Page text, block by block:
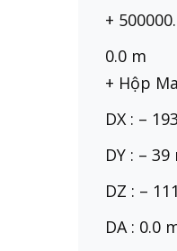
+
0.0 m
+ Hộp
DX : –
DY : – 39
DZ : –
DA : 0.0